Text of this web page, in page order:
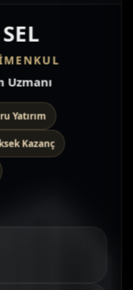
Uzmanı
Yatırım
Kazanç